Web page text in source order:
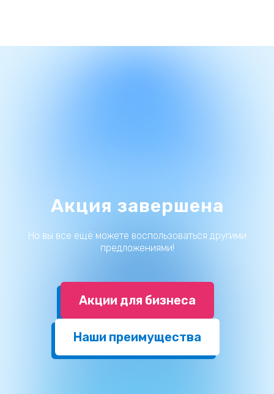
Акция завершена
Но вы все ещё можете воспользоваться другими
предложениями!
Акции для бизнеса
Наши преимущества